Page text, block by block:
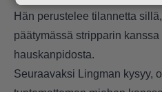
Hän perustelee tilannetta
päätymässä stripparin
hauskanpidosta.
Seuraavaksi Lingman kysyy,